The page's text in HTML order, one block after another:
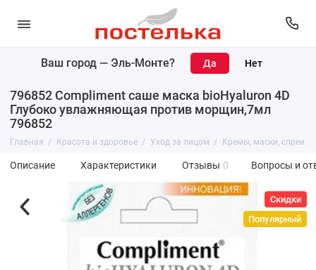
Ваш город — Эль-Монте?
796852 Compliment саше маска bioHyaluron 4D
Глубоко увлажняющая против морщин,7мл
796852
Главная Красота и здоровье Уход за лицом Кремы, маски, спреи
Описание Характеристики Отзывы 0 Вопросы и
Скидки
Популярный